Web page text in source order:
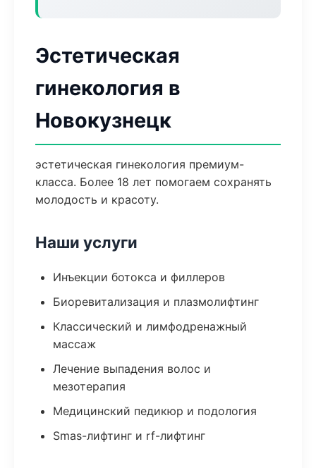
Эстетическая
гинекология в
Новокузнецк
эстетическая гинекология премиум-
класса. Более 18 лет помогаем сохранять
молодость и красоту.
Наши услуги
Инъекции ботокса и филлеров
Биоревитализация и плазмолифтинг
Классический и лимфодренажный
массаж
Лечение выпадения волос и
мезотерапия
Медицинский педикюр и подология
Smas-лифтинг и rf-лифтинг